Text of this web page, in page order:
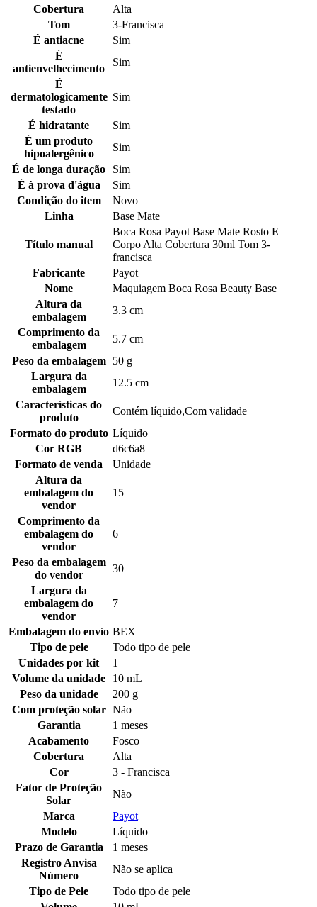
Cobertura
Alta
Tom
3-Francisca
É antiacne
Sim
É
antienvelhecimento
Sim
É
dermatologicamente
testado
Sim
É hidratante
Sim
É um produto
hipoalergênico
Sim
É de longa duração
Sim
É à prova d'água
Sim
Condição do item
Novo
Linha
Base Mate
Título manual
Boca Rosa Payot Base Mate Rosto E
Corpo Alta Cobertura 30ml Tom 3-
francisca
Fabricante
Payot
Nome
Maquiagem Boca Rosa Beauty Base
Altura da
embalagem
3.3 cm
Comprimento da
embalagem
5.7 cm
Peso da embalagem
50 g
Largura da
embalagem
12.5 cm
Características do
produto
Contém líquido,Com validade
Formato do produto Líquido
Cor RGB
d6c6a8
Formato de venda
Unidade
Altura da
embalagem do
vendor
15
Comprimento da
embalagem do
vendor
6
Peso da embalagem
do vendor
30
Largura da
embalagem do
vendor
7
Embalagem do envío BEX
Tipo de pele
Todo tipo de pele
Unidades por kit
1
Volume da unidade
10 mL
Peso da unidade
200 g
Com proteção solar Não
Garantia
1 meses
Acabamento
Fosco
Cobertura
Alta
Cor
3 - Francisca
Fator de Proteção
Solar
Não
Marca
Payot
Modelo
Líquido
Prazo de Garantia
1 meses
Registro Anvisa
Número
Não se aplica
Tipo de Pele
Todo tipo de pele